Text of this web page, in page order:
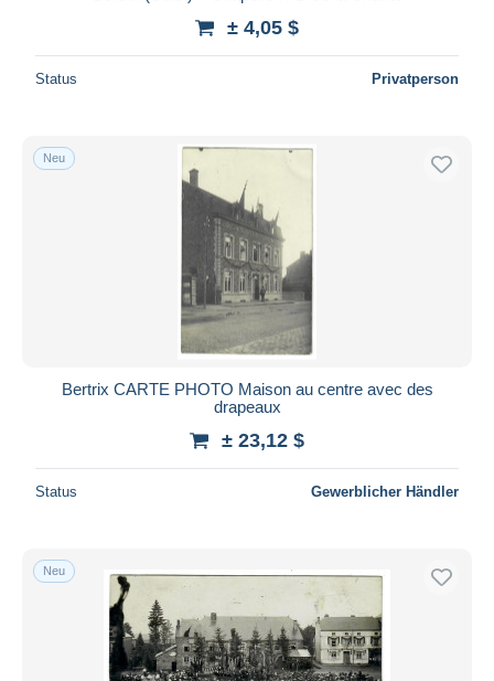
± 4,05 $
Status Privatperson
Neu
Bertrix CARTE PHOTO Maison au centre avec des
drapeaux
± 23,12 $
Status Gewerblicher Händler
Neu